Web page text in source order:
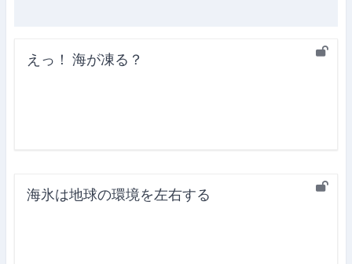
えっ！ 海が凍る？
海氷は地球の環境を左右する